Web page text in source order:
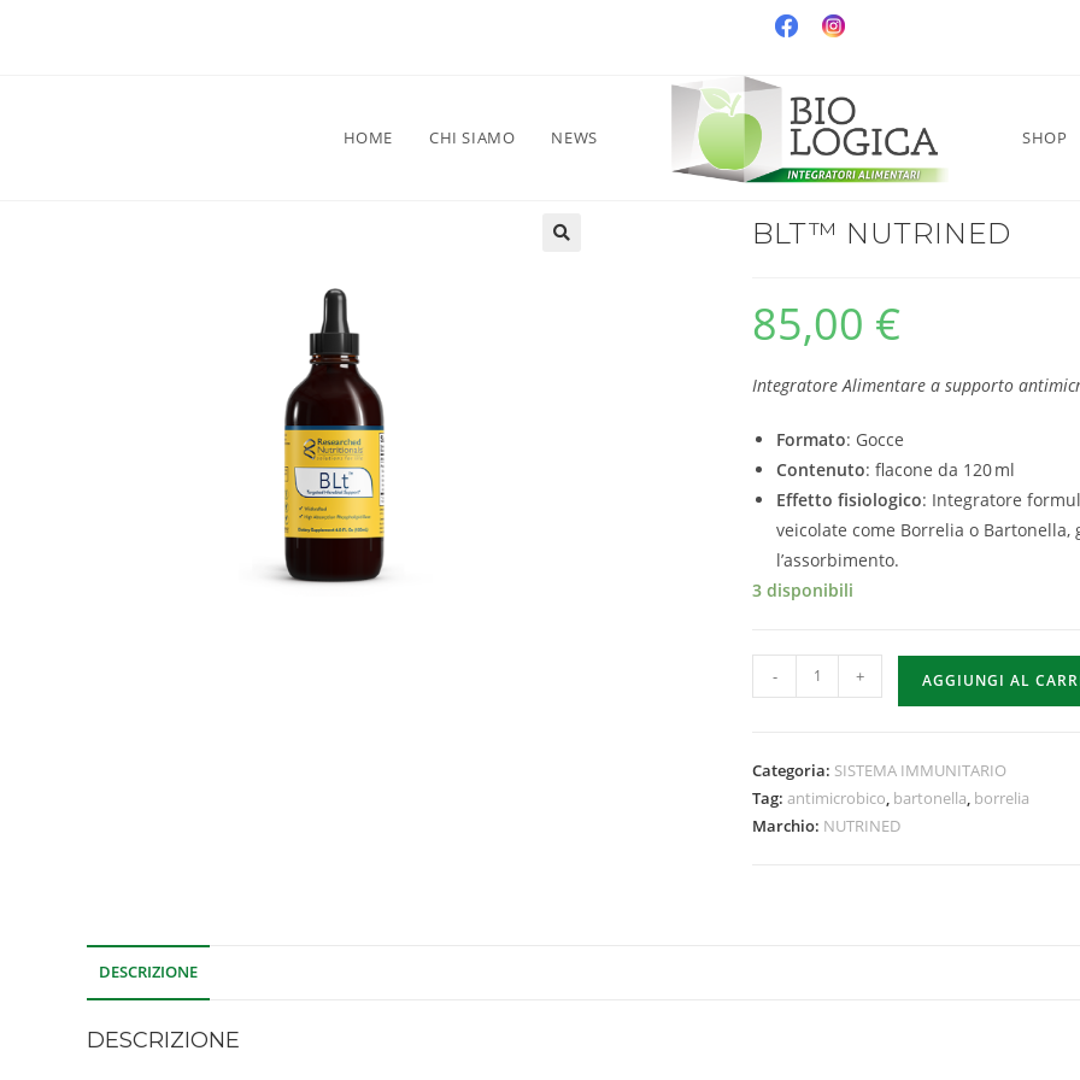
HOME CHI SIAMO NEWS SHOP
BLT™ NUTRINED
85,00 €
Integratore Alimentare a supporto
Formato: Gocce
Contenuto: flacone da 120 ml
Effetto fisiologico: Integratore
veicolate come Borrelia o
l’assorbimento.
3 disponibili
- + AGGIUNGI AL
Categoria: SISTEMA IMMUNITARIO
Tag: antimicrobico, bartonella, borrelia
Marchio: NUTRINED
DESCRIZIONE
DESCRIZIONE